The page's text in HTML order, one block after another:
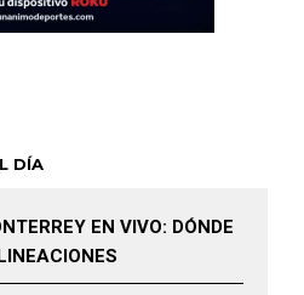
DÍA
EN VIVO: DÓNDE